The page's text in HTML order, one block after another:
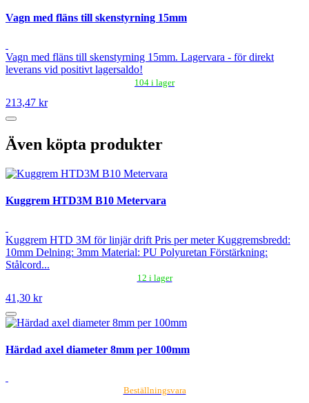
Vagn med fläns till skenstyrning 15mm
Vagn med fläns till skenstyrning 15mm. Lagervara - för direkt
leverans vid positivt lagersaldo!
104 i lager
213,47 kr
Även köpta produkter
Kuggrem HTD3M B10 Metervara
Kuggrem HTD 3M för linjär drift Pris per meter Kuggremsbredd:
10mm Delning: 3mm Material: PU Polyuretan Förstärkning:
Stålcord...
12 i lager
41,30 kr
Härdad axel diameter 8mm per 100mm
Beställningsvara